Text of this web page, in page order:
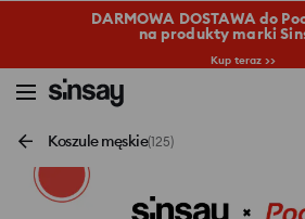
DARMOWA DOSTAWA do
na produkty marki
Kup teraz >>
Koszule męskie(125)